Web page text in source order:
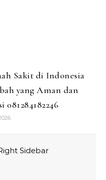
Sakit di Indonesia
yang Aman dan
Sidebar